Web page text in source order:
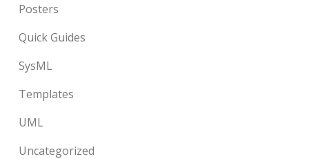
Posters
Quick Guides
SysML
Templates
UML
Uncategorized